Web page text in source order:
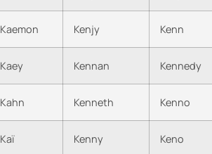
Kaemon Kenjy Kenn
Kaey Kennan Kennedy
Kahn Kenneth Kenno
Kaï Kenny Keno